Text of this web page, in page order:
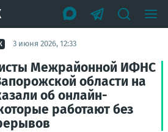
3 июня 2026, 12:33
Межрайонной ИФНС
области на
об онлайн-
работают без